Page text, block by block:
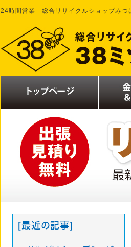
24時間営業 総合リサイクルショップみつ
[最近の記事]